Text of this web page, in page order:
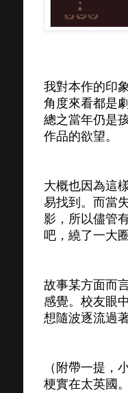
我對本作的印
角度來看都是
總之當年仍是
作品的欲望。
大概也因為這
易找到。而當
影，所以儘管
吧，繞了一大
故事某方面而
感覺。校友眼
想隨波逐流過
（附帶一提，
梗實在太英國